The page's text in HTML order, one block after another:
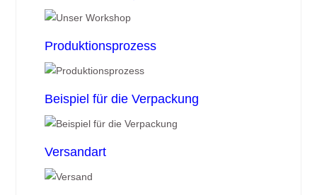
Produktionsprozess
Beispiel für die Verpackung
Versandart